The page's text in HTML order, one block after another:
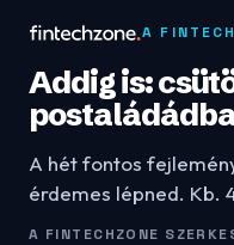
A
Addig is:
A hét fontos
érdemes lépned. Kb.
A FINTECHZONE